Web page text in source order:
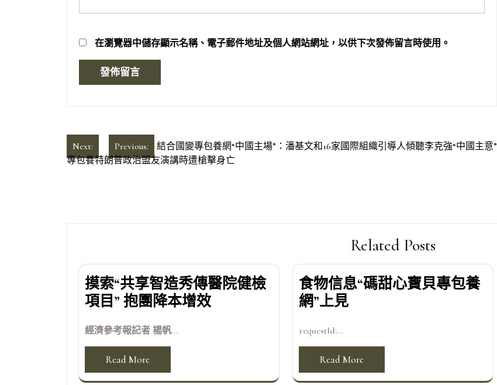
在瀏覽器中儲存顯示名稱、電子郵件地址及個人網站網址，以供下次發佈留言時使用。
文
章
Previous: 結合國變專包養網“中國主場”：潘基文和16家國際組織引導人傾聽李克強“中國主意”
Next:
專包養特朗普政治盟友演講時遭槍擊身亡
Related Posts
摸索“共享智造秀傳醫院健檢
項目” 抱團降本增效
經濟參考報記者 楊帆...
Read More
食物信息“碼甜心寶貝專包養
網”上見
requestId:...
Read More